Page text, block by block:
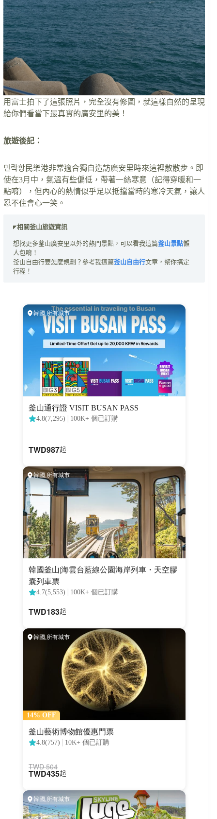
用富士拍下了這張照片，完全沒有修圖，就這樣自然的呈現
給你們看當下最真實的廣安里的美！
旅遊後記：
민락항民樂港非常適合獨自造訪廣安里時來這裡散散步。即
使在3月中，氣溫有些偏低，帶著一絲寒意（記得穿暖和一
點唷），但內心的熱情似乎足以抵擋當時的寒冷天氣，讓人
忍不住會心一笑。
◤相關釜山旅遊資訊
想找更多釜山廣安里以外的熱門景點，可以看我這篇釜山景點懶
人包唷！
釜山自由行要怎麼規劃？參考我這篇釜山自由行文章，幫你搞定
行程！